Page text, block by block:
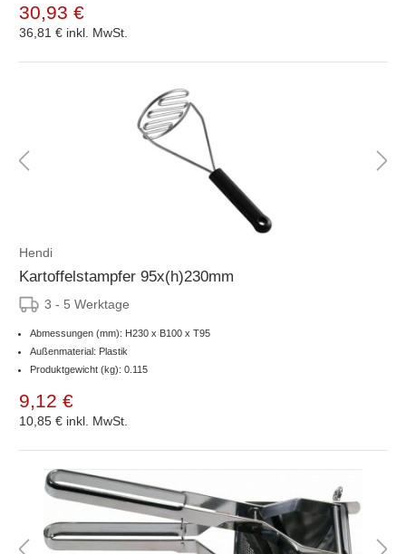
30,93 €
36,81 € inkl. MwSt.
Hendi
Kartoffelstampfer 95x(h)230mm
3 - 5 Werktage
Abmessungen (mm): H230 x B100 x T95
Außenmaterial: Plastik
Produktgewicht (kg): 0.115
9,12 €
10,85 € inkl. MwSt.